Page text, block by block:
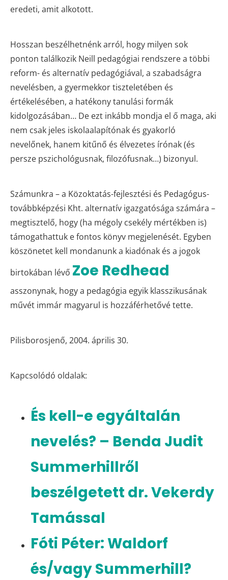
eredeti, amit alkotott.
Hosszan beszélhetnénk arról, hogy milyen sok
ponton találkozik Neill pedagógiai rendszere a többi
reform- és alternatív pedagógiával, a szabadságra
nevelésben, a gyermekkor tiszteletében és
értékelésében, a hatékony tanulási formák
kidolgozásában… De ezt inkább mondja el ő maga, aki
nem csak jeles iskolaalapítónak és gyakorló
nevelőnek, hanem kitűnő és élvezetes írónak (és
persze pszichológusnak, filozófusnak…) bizonyul.
Számunkra – a Közoktatás-fejlesztési és Pedagógus-
továbbképzési Kht. alternatív igazgatósága számára –
megtisztelő, hogy (ha mégoly csekély mértékben is)
támogathattuk e fontos könyv megjelenését. Egyben
köszönetet kell mondanunk a kiadónak és a jogok
birtokában lévő Zoe Redhead
asszonynak, hogy a pedagógia egyik klasszikusának
művét immár magyarul is hozzáférhetővé tette.
Pilisborosjenő, 2004. április 30.
Kapcsolódó oldalak:
És kell-e egyáltalán
nevelés? – Benda Judit
Summerhillről
beszélgetett dr. Vekerdy
Tamással
Fóti Péter: Waldorf
és/vagy Summerhill?